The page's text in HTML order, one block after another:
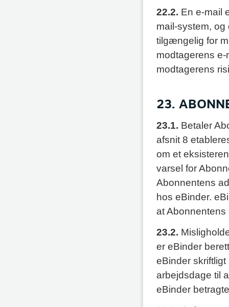
22.2. En e-mail
mail-system,
tilgængelig for
modtagerens
modtagerens
23.
23.1. Betaler
afsnit 8
om et
varsel for
Abonnentens
hos eBinder.
at
23.2.
er eBinder
eBinder
arbejdsdage til
eBinder